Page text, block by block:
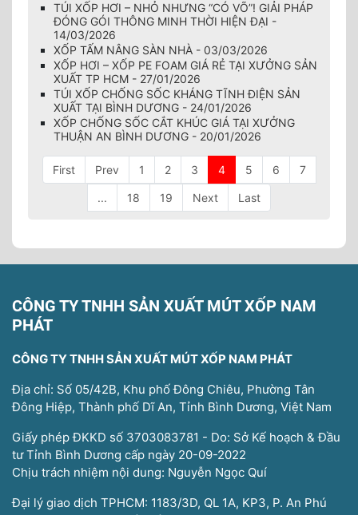
TÚI XỐP HƠI – NHỎ NHƯNG “CÓ VÕ”! GIẢI PHÁP
ĐÓNG GÓI THÔNG MINH THỜI HIỆN ĐẠI -
14/03/2026
XỐP TẤM NÂNG SÀN NHÀ - 03/03/2026
XỐP HƠI – XỐP PE FOAM GIÁ RẺ TẠI XƯỞNG SẢN
XUẤT TP HCM - 27/01/2026
TÚI XỐP CHỐNG SỐC KHÁNG TĨNH ĐIỆN SẢN
XUẤT TẠI BÌNH DƯƠNG - 24/01/2026
XỐP CHỐNG SỐC CẮT KHÚC GIÁ TẠI XƯỞNG
THUẬN AN BÌNH DƯƠNG - 20/01/2026
First Prev 1 2 3 4 5 6 7
... 18 19 Next Last
CÔNG TY TNHH SẢN XUẤT MÚT XỐP NAM
PHÁT
CÔNG TY TNHH SẢN XUẤT MÚT XỐP NAM PHÁT
Địa chỉ: Số 05/42B, Khu phố Đông Chiêu, Phường Tân
Đông Hiệp, Thành phố Dĩ An, Tỉnh Bình Dương, Việt Nam
Giấy phép ĐKKD số 3703083781 - Do: Sở Kế hoạch & Đầu
tư Tỉnh Bình Dương cấp ngày 20-09-2022
Chịu trách nhiệm nội dung: Nguyễn Ngọc Quí
Đại lý giao dịch TPHCM: 1183/3D, QL 1A, KP3, P. An Phú